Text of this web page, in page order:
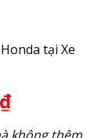
tại Xe